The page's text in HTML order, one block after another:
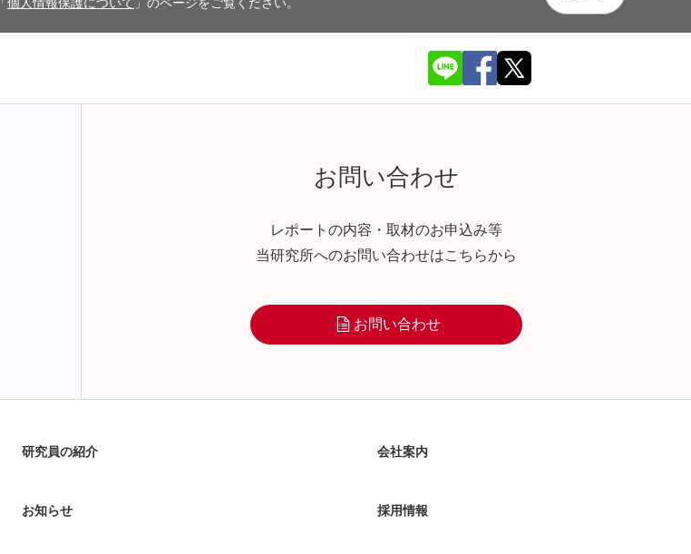
お問い合わせ
レポートの内容・取材のお申込み等
当研究所へのお問い合わせはこちらから
お問い合わせ
研究員の紹介
お知らせ
会社案内
採用情報